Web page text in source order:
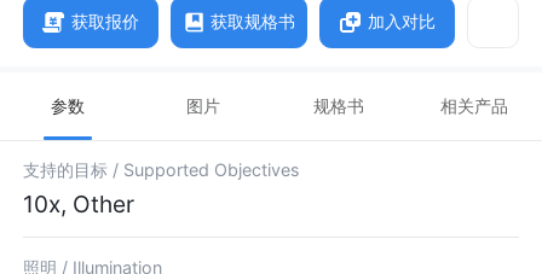
获取报价 获取规格书 加入对比
参数 图片 规格书 相关产品
支持的目标 / Supported Objectives
10x, Other
照明 / Illumination